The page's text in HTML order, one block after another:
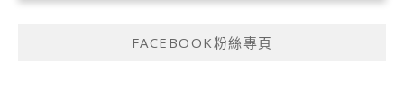
FACEBOOK粉絲專頁